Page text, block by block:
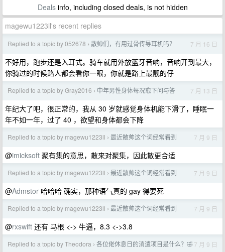
Dealsinfo, including closed deals, is not hidden
magewu1223ll's recent replies
Replied to a topic by 052678 › 散帅们，有用过骨传导耳机吗？ 7 月 16 日
不好用，跑步还是入耳式。骑车就用外放蓝牙音响，音响开到最大，
你骑过的时候路人都会看你一眼，你就是路上最靓的仔
Replied to a topic by Gray2016 › 中年男性身体每况愈下问与答 7 月 13 日
年纪大了吧，很正常的，我从 30 岁就感觉身体机能下滑了，睡眠一
年不如一年，过了 40 ，欲望和身体都会下降
Replied to a topic by magewu1223ll › 最近散帅这个词经常看到 7 月 9 日
@imicksoft 聚有集的意思，散来对聚集，因此散更合适
Replied to a topic by magewu1223ll › 最近散帅这个词经常看到 7 月 9 日
@Admstor 哈哈哈 确实，那种语气真的 gay 得要死
Replied to a topic by magewu1223ll › 最近散帅这个词经常看到 7 月 9 日
@rxswift 还有 马根 <-> 牛逼，8.3 <->3.8
Replied to a topic by Theodora › 各位佬休息日的消遣项目是什么？🤣7 月 9 日